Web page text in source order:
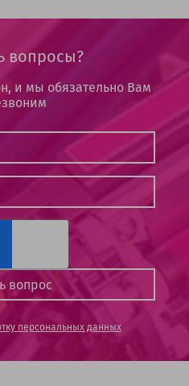
вопросы?
и мы обязательно Вам
персональных данных